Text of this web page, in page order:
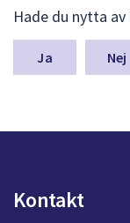
ä
m
a
n
k
Hade du nytta
Nej
Kontakt